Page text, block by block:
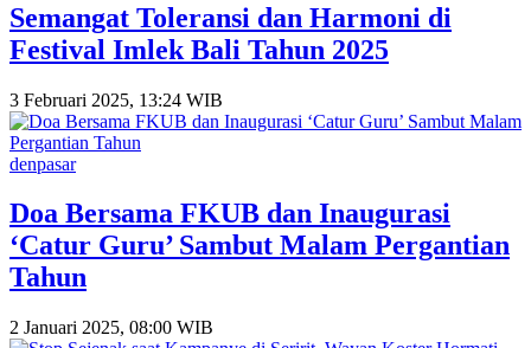
Semangat Toleransi dan Harmoni di
Festival Imlek Bali Tahun 2025
3 Februari 2025, 13:24 WIB
denpasar
Doa Bersama FKUB dan Inaugurasi
‘Catur Guru’ Sambut Malam Pergantian
Tahun
2 Januari 2025, 08:00 WIB